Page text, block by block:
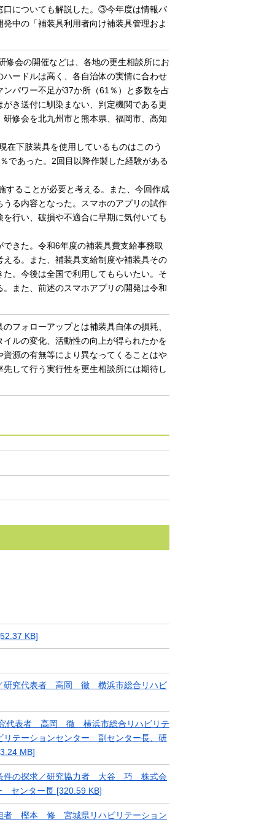
口についても解説した。③今年度は情報バ
中の「補装具利用者向け補装具管理およ
修会の開催などは、各地の更生相談所にお
ードルは高く、各自治体の実情に合わせ
パワー不足が37か所（61％）と多数を占
き送付に馴染まない、判定機関である更
修会を北九州市と熊本県、福岡市、高知
在下肢装具を使用しているものはこのう
であった。2回目以降作製した経験がある
することが必要と考える。また、今回作成
る内容となった。スマホのアプリの試作
行い、破損や不適合に早期に気付いても
きた。令和6年度の補装具費支給事務取
る。また、補装具支給制度や補装具その
。今後は全国で利用してもらいたい。そ
また、前述のスマホアプリの開発は令和
フォローアップとは補装具自体の損耗、
ルの変化、活動性の向上が得られたかを
源の有無等により異なってくることはや
して行う実行性を更生相談所には期待し
KB]
／研究代表者 高岡 徹 横浜市総合リハビ
究代表者 高岡 徹 横浜市総合リハビリテ
テーションセンター 副センター長、研
MB]
条件の探求／研究協力者 大谷 巧 株式会
センター長 [320.59 KB]
担者 樫本 修 宮城県リハビリテーション